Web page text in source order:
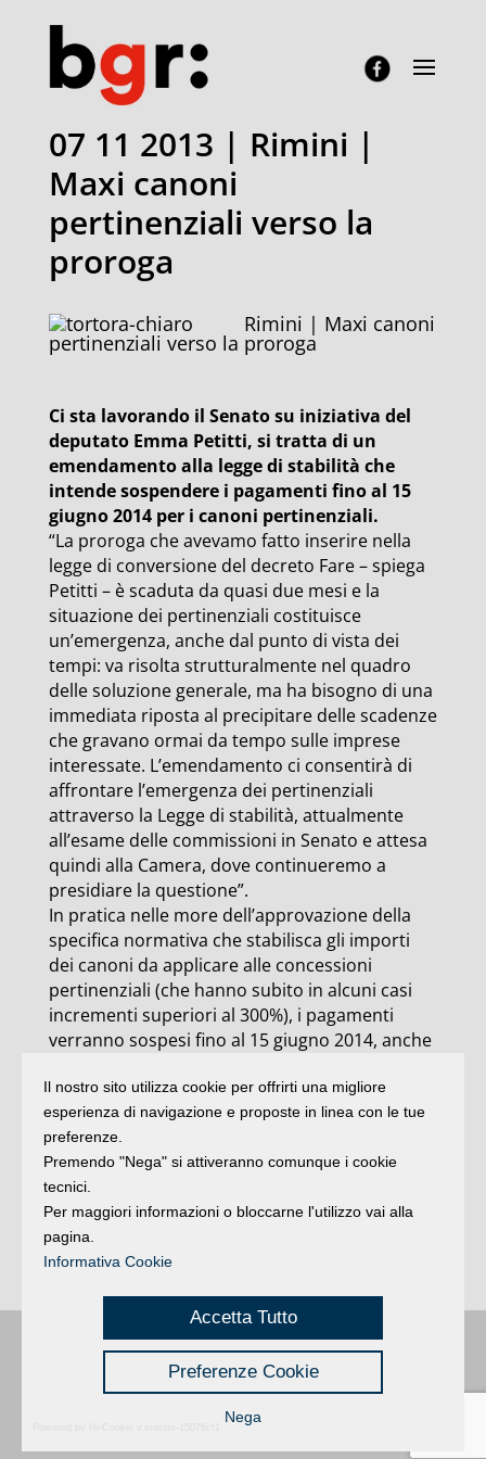
07 11 2013 | Rimini |
Maxi canoni
pertinenziali verso la
proroga
Rimini | Maxi canoni
pertinenziali verso la proroga
Ci sta lavorando il Senato su iniziativa del
deputato Emma Petitti, si tratta di un
emendamento alla legge di stabilità che
intende sospendere i pagamenti fino al 15
giugno 2014 per i canoni pertinenziali.
“La proroga che avevamo fatto inserire nella
legge di conversione del decreto Fare – spiega
Petitti – è scaduta da quasi due mesi e la
situazione dei pertinenziali costituisce
un’emergenza, anche dal punto di vista dei
tempi: va risolta strutturalmente nel quadro
delle soluzione generale, ma ha bisogno di una
immediata riposta al precipitare delle scadenze
che gravano ormai da tempo sulle imprese
interessate. L’emendamento ci consentirà di
affrontare l’emergenza dei pertinenziali
attraverso la Legge di stabilità, attualmente
all’esame delle commissioni in Senato e attesa
quindi alla Camera, dove continueremo a
presidiare la questione”.
In pratica nelle more dell’approvazione della
specifica normativa che stabilisca gli importi
dei canoni da applicare alle concessioni
pertinenziali (che hanno subito in alcuni casi
incrementi superiori al 300%), i pagamenti
verranno sospesi fino al 15 giugno 2014, anche
iscritti al ruolo esattoriale e siano state emesse
cartelle di pagamento. Il testo prevede inoltre
la sospensione, fino alla stessa data, dei
provvedimenti amministrativi relativi alla
sospensione, revoca o decadenza delle
concessioni demaniali marittime derivanti dal
mancato versamento del canone dopo la sua
rideterminazione.
Buongiorno:Riminié una testata registrata presso il Tribunale di Rimini
registrazione n. 2 /28/02/2012| © 2024 buongiornoRimini
Privacy | Credits
Il nostro sito utilizza cookie per offrirti una migliore
esperienza di navigazione e proposte in linea con le tue
preferenze.
Premendo "Nega" si attiveranno comunque i cookie
tecnici.
Per maggiori informazioni o bloccarne l'utilizzo vai alla
pagina.
Informativa Cookie
Accetta Tutto
Preferenze Cookie
Nega